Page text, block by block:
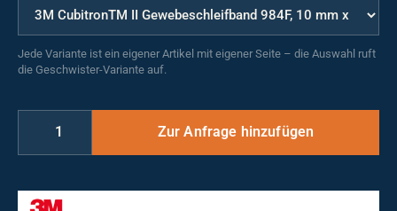
Jede Variante ist ein eigener Artikel mit eigener Seite – die Auswahl ruft
die Geschwister-Variante auf.